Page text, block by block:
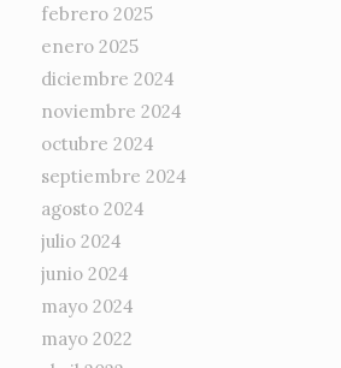
febrero 2025
enero 2025
diciembre 2024
noviembre 2024
octubre 2024
septiembre 2024
agosto 2024
julio 2024
junio 2024
mayo 2024
mayo 2022